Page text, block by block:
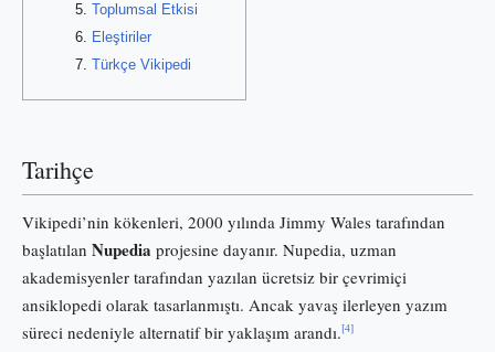
Toplumsal Etkisi
Eleştiriler
Türkçe Vikipedi
Tarihçe
Vikipedi’nin kökenleri, 2000 yılında Jimmy Wales tarafından
başlatılan Nupedia projesine dayanır. Nupedia, uzman
akademisyenler tarafından yazılan ücretsiz bir çevrimiçi
ansiklopedi olarak tasarlanmıştı. Ancak yavaş ilerleyen yazım
süreci nedeniyle alternatif bir yaklaşım arandı.[4]